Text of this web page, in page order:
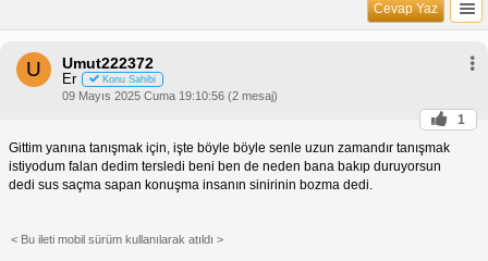
Cevap Yaz
U Umut222372
Er Konu Sahibi
09 Mayıs 2025 Cuma 19:10:56 (2 mesaj)
1
Gittim yanına tanışmak için, işte böyle böyle senle uzun zamandır tanışmak
istiyodum falan dedim tersledi beni ben de neden bana bakıp duruyorsun
dedi sus saçma sapan konuşma insanın sinirinin bozma dedi.
< Bu ileti mobil sürüm kullanılarak atıldı >